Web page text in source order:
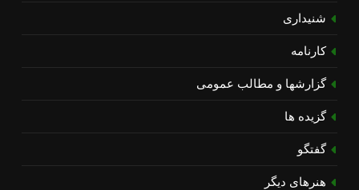
شنیداری
کارنامه
گزارشها و مطالب عمومی
گزیده ها
گفتگو
هنرهای دیگر